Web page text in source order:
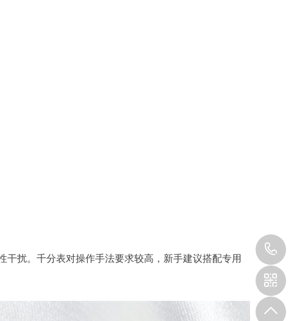
干扰。千分表对操作手法要求较高，新手建议搭配专用